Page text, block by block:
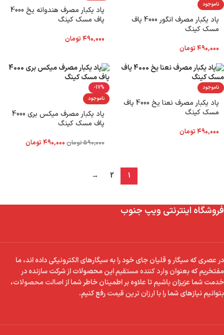
ناموجود
پاد یکبار مصرف انگور 4000 پاف
مسک کینگ
۴۹۰,۰۰۰ تومان
پاد یکبار مصرف هندوانه یخ 4000
پاف مسک کینگ
۴۹۰,۰۰۰ تومان
ناموجود
پاد یکبار مصرف نعنا یخ 4000 پاف
مسک کینگ
۴۹۰,۰۰۰ تومان
-17%
ناموجود
پاد یکبار مصرف میکس بری 4000
پاف مسک کینگ
۵۹۰,۰۰۰تومان ۴۹۰,۰۰۰ تومان
1
2
→
فروشگاه اینترنتی ویپ جنوب
در عصری که سیگار و قلیان جای خود را به سیگارهای الکترونیکی داده اند، ما
مفتخریم که بعنوانوارد کننده مستقیماین محصولات از شرکت سازنده در
خدمت شما عزیزان باشیم تا علاوه بر اطمینان خاطر شما از اصالت محصولات،
بتوانیم نیازهای شما را باارزان ترین قیمترفع کنیم.